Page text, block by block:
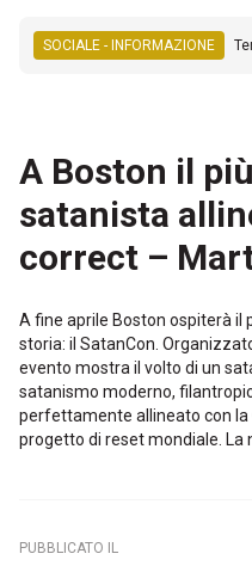
SOCIALE - INFORMAZIONE
A Boston il
satanista
correct –
A fine aprile Boston ospiterà il
storia: il SatanCon.
evento mostra il volto di un
satanismo moderno,
perfettamente allineato con la
progetto di reset mondiale. La
PUBBLICATO IL